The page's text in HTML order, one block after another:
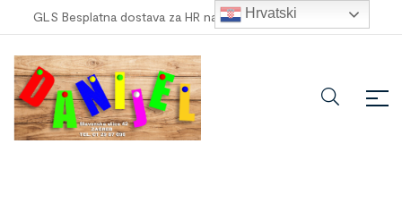
GLS Besplatna dostava za HR narudžbe veće od 100,00 €
Hrvatski